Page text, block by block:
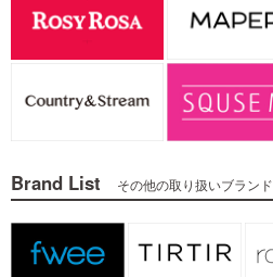
Brand List その他の取り扱いブランド